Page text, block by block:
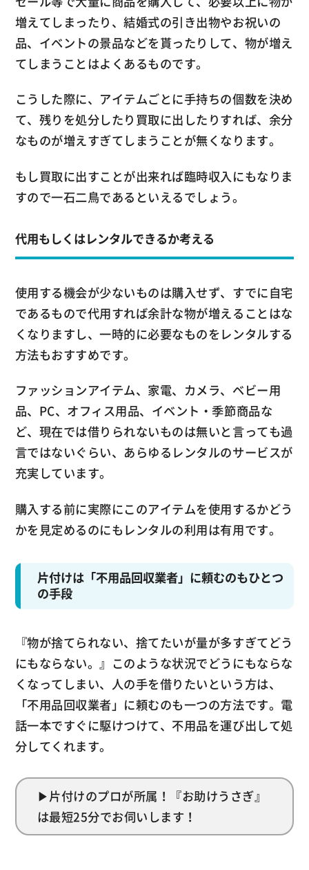
増えてしまったり、結婚式の引き出物やお祝いの
品、イベントの景品などを貰ったりして、物が増え
てしまうことはよくあるものです。
こうした際に、アイテムごとに手持ちの個数を決め
て、残りを処分したり買取に出したりすれば、余分
なものが増えすぎてしまうことが無くなります。
もし買取に出すことが出来れば臨時収入にもなりま
すので一石二鳥であるといえるでしょう。
代用もしくはレンタルできるか考える
使用する機会が少ないものは購入せず、すでに自宅
であるもので代用すれば余計な物が増えることはな
くなりますし、一時的に必要なものをレンタルする
方法もおすすめです。
ファッションアイテム、家電、カメラ、ベビー用
品、PC、オフィス用品、イベント・季節商品な
ど、現在では借りられないものは無いと言っても過
言ではないぐらい、あらゆるレンタルのサービスが
充実しています。
購入する前に実際にこのアイテムを使用するかどう
かを見定めるのにもレンタルの利用は有用です。
片付けは「不用品回収業者」に頼むのもひとつ
の手段
『物が捨てられない、捨てたいが量が多すぎてどう
にもならない。』このような状況でどうにもならな
くなってしまい、人の手を借りたいという方は、
「不用品回収業者」に頼むのも一つの方法です。電
話一本ですぐに駆けつけて、不用品を運び出して処
分してくれます。
▶片付けのプロが所属！『お助けうさぎ』
は最短25分でお伺いします！